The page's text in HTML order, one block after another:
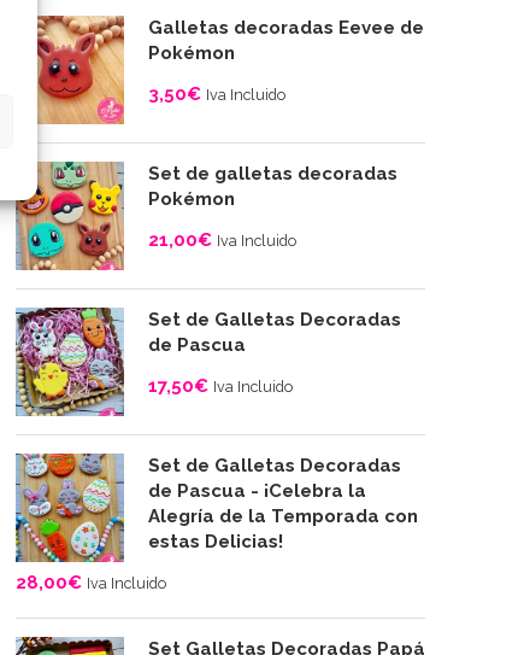
Galletas decoradas Eevee de
Pokémon
3,50€ Iva Incluido
Set de galletas decoradas
Pokémon
21,00€ Iva Incluido
Set de Galletas Decoradas
de Pascua
17,50€ Iva Incluido
Set de Galletas Decoradas
de Pascua - ¡Celebra la
Alegría de la Temporada con
estas Delicias!
28,00€ Iva Incluido
Set Galletas Decoradas Papá